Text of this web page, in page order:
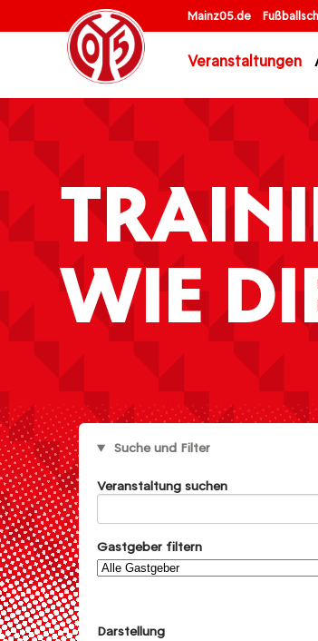
Mainz05.de
Veranstaltungen
Suche und Filter
Veranstaltung suchen
Gastgeber filtern
Darstellung